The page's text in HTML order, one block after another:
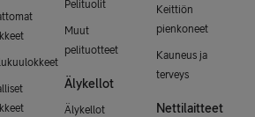
Pelituolit
Muut
pelituotteet
Älykellot
Älykellot
Keittiön
pienkoneet
Kauneus ja
terveys
Nettilaitteet